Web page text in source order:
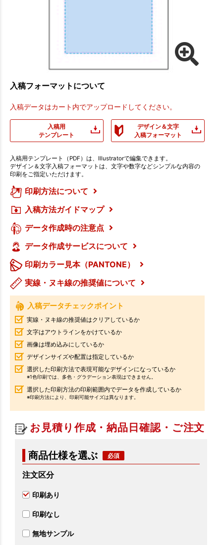
入稿フォーマットについて
入稿データはカート内でアップロードしてください。
入稿用
テンプレート
デザイン＆文字
入稿フォーマット
入稿用テンプレート（PDF）は、Illustratorで編集できます。
デザイン＆文字入稿フォーマットは、文字や数字などシンプルな内容の
印刷をご指定いただけます。
印刷方法について
入稿方法ガイドマップ
データ作成時の注意点
データ作成サービスについて
印刷カラー見本（PANTONE）
実線・ヌキ線の推奨値について
入稿データチェックポイント
実線・ヌキ線の推奨値はクリアしているか
文字はアウトラインをかけているか
画像は埋め込みにしているか
デザインサイズや配置は指定しているか
選択した印刷方法で表現可能なデザインになっているか
※1色印刷では、多色・グラデーション表現はできません。
選択した印刷方法の印刷範囲内でデータを作成しているか
※印刷方法により、印刷可能サイズは異なります。
お見積り作成・納品日確認・ご注文
商品仕様を選ぶ
注文区分
印刷あり
印刷なし
無地サンプル